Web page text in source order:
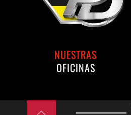
NUESTRAS
OFICINAS